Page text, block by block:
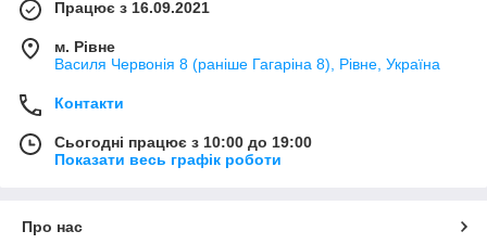
Працює з 16.09.2021
м. Рівне
Василя Червонія 8 (раніше Гагаріна 8), Рівне, Україна
Контакти
Сьогодні працює з 10:00 до 19:00
Показати весь графік роботи
Про нас